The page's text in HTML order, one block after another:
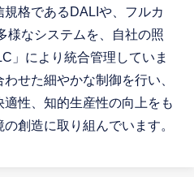
格であるDALIや、フルカ
様なシステムを、自社の照
」により統合管理していま
せた細やかな制御を行い、
性、知的生産性の向上をも
創造に取り組んでいます。